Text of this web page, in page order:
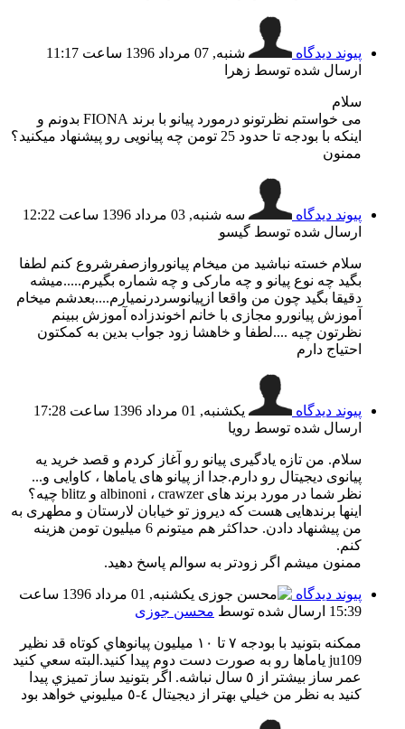
پیوند دیدگاه
شنبه, 07 مرداد 1396 ساعت 11:17
ارسال شده توسط زهرا
سلام
می خواستم نظرتونو درمورد پیانو با برند FIONA بدونم و
اینکه با بودجه تا حدود 25 تومن چه پیانویی رو پیشنهاد میکنید؟
ممنون
پیوند دیدگاه
سه شنبه, 03 مرداد 1396 ساعت 12:22
ارسال شده توسط گیسو
سلام خسته نباشید من میخام پیانوروازصفرشروع کنم لطفا
بگید چه نوع پیانو و چه مارکی و چه شماره بگیرم.....میشه
دقیقا بگید چون من واقعا ازپیانوسردرنمیارم....بعدشم میخام
آموزش پیانورو مجازی با خانم اخوندزاده آموزش ببینم
نظرتون چیه ....لطفا و خاهشا زود جواب بدین به کمکتون
احتیاج دارم
پیوند دیدگاه
یکشنبه, 01 مرداد 1396 ساعت 17:28
ارسال شده توسط رویا
سلام. من تازه یادگیری پیانو رو آغاز کردم و قصد خرید یه
پیانوی دیجیتال رو دارم.جدا از پیانو های یاماها ، کاوایی و...
نظر شما در مورد برند های albinoni ، crawzer و blitz چیه؟
اینها برندهایی هست که دیروز تو خیابان لارستان و مطهری به
من پیشنهاد دادن. حداکثر هم میتونم 6 میلیون تومن هزینه
کنم.
ممنون میشم اگر زودتر به سوالم پاسخ دهید.
پیوند دیدگاه
یکشنبه, 01 مرداد 1396 ساعت
15:39 ارسال شده توسط محسن جوزی
ممكنه بتونيد با بودجه ٧ تا ١٠ ميليون پيانوهاي كوتاه قد نظير
ju109 ياماها رو به صورت دست دوم پيدا كنيد.البته سعي كنيد
عمر ساز بيشتر از ٥ سال نباشه. اگر بتونيد ساز تميزي پيدا
كنيد به نظر من خيلي بهتر از ديجيتال ٤-٥ ميليوني خواهد بود